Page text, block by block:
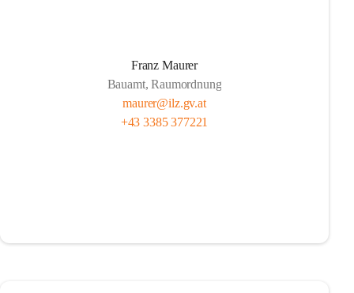
Franz Maurer
Bauamt, Raumordnung
maurer@ilz.gv.at
+43 3385 377221